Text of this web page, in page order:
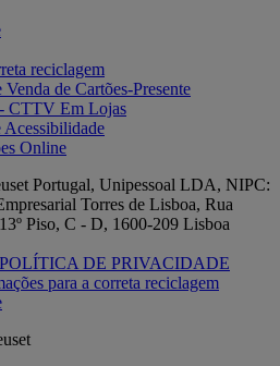
reciclagem
de Cartões-Presente
CTTV Em Lojas
Acessibilidade
Portugal, Unipessoal LDA, NIPC:
Torres de Lisboa, Rua
Piso, C - D, 1600-209 Lisboa
POLÍTICA DE PRIVACIDADE
para a correta reciclagem